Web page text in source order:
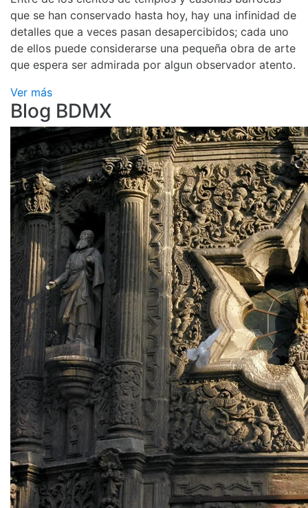
que se han conservado hasta hoy, hay una infinidad de
detalles que a veces pasan desapercibidos; cada uno
de ellos puede considerarse una pequeña obra de arte
que espera ser admirada por algun observador atento.
Ver más
Blog BDMX